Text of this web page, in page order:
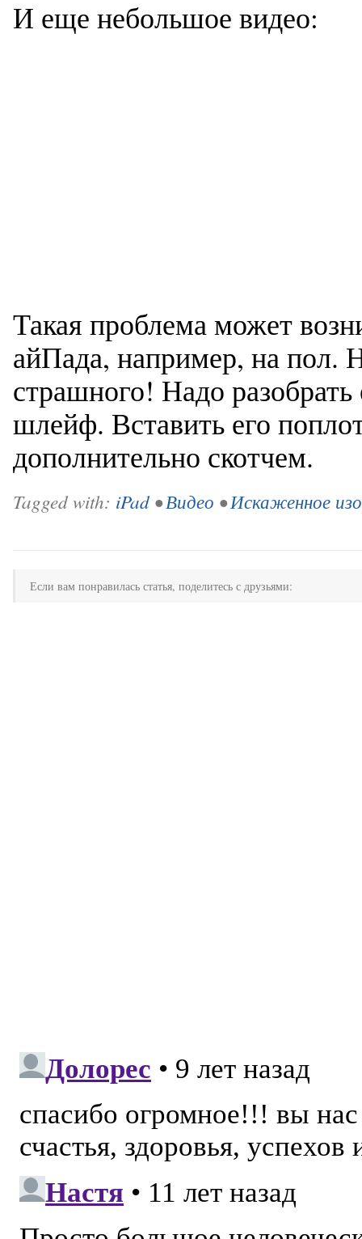
И еще небольшое видео:
Такая проблема может
айПада, например, на пол.
страшного! Надо
шлейф. Вставить его
дополнительно скотчем.
Tagged with: iPad•Видео •Искаженное
Если вам понравилась статья, поделитесь с друзьями: